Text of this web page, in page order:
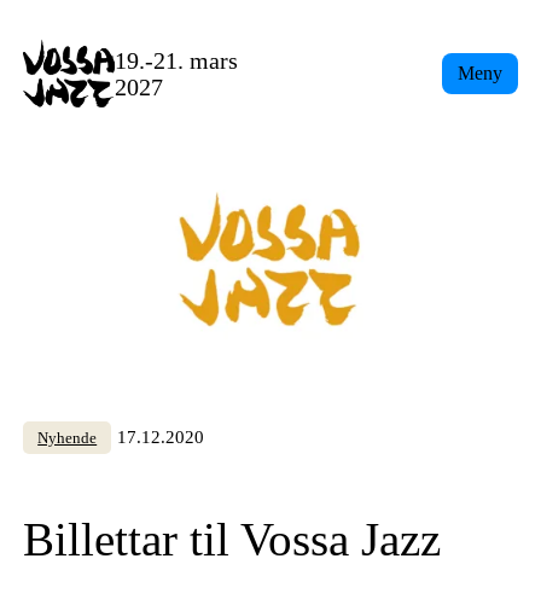
content
19.-21. mars
2027
Meny
Nyhende 17.12.2020
Billettar til Vossa Jazz